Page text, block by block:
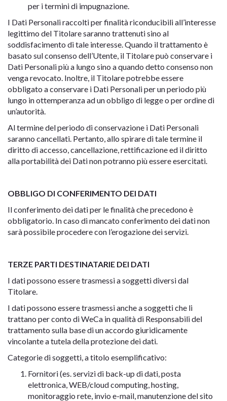
per i termini di impugnazione.
I Dati Personali raccolti per finalità riconducibili all’interesse
legittimo del Titolare saranno trattenuti sino al
soddisfacimento di tale interesse. Quando il trattamento è
basato sul consenso dell’Utente, il Titolare può conservare i
Dati Personali più a lungo sino a quando detto consenso non
venga revocato. Inoltre, il Titolare potrebbe essere
obbligato a conservare i Dati Personali per un periodo più
lungo in ottemperanza ad un obbligo di legge o per ordine di
un’autorità.
Al termine del periodo di conservazione i Dati Personali
saranno cancellati. Pertanto, allo spirare di tale termine il
diritto di accesso, cancellazione, rettificazione ed il diritto
alla portabilità dei Dati non potranno più essere esercitati.
OBBLIGO DI CONFERIMENTO DEI DATI
Il conferimento dei dati per le finalità che precedono è
obbligatorio. In caso di mancato conferimento dei dati non
sarà possibile procedere con l’erogazione dei servizi.
TERZE PARTI DESTINATARIE DEI DATI
I dati possono essere trasmessi a soggetti diversi dal
Titolare.
I dati possono essere trasmessi anche a soggetti che li
trattano per conto di WeCa in qualità di Responsabili del
trattamento sulla base di un accordo giuridicamente
vincolante a tutela della protezione dei dati.
Categorie di soggetti, a titolo esemplificativo:
Fornitori (es. servizi di back-up di dati, posta
elettronica, WEB/cloud computing, hosting,
monitoraggio rete, invio e-mail, manutenzione del sito